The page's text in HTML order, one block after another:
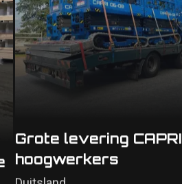
Grote levering CAPRI
hoogwerkers
Duitsland